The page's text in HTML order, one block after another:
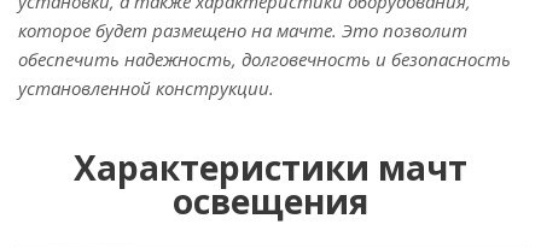
которое будет размещено на мачте. Это позволит
обеспечить надежность, долговечность и безопасность
установленной конструкции.
Характеристики мачт
освещения